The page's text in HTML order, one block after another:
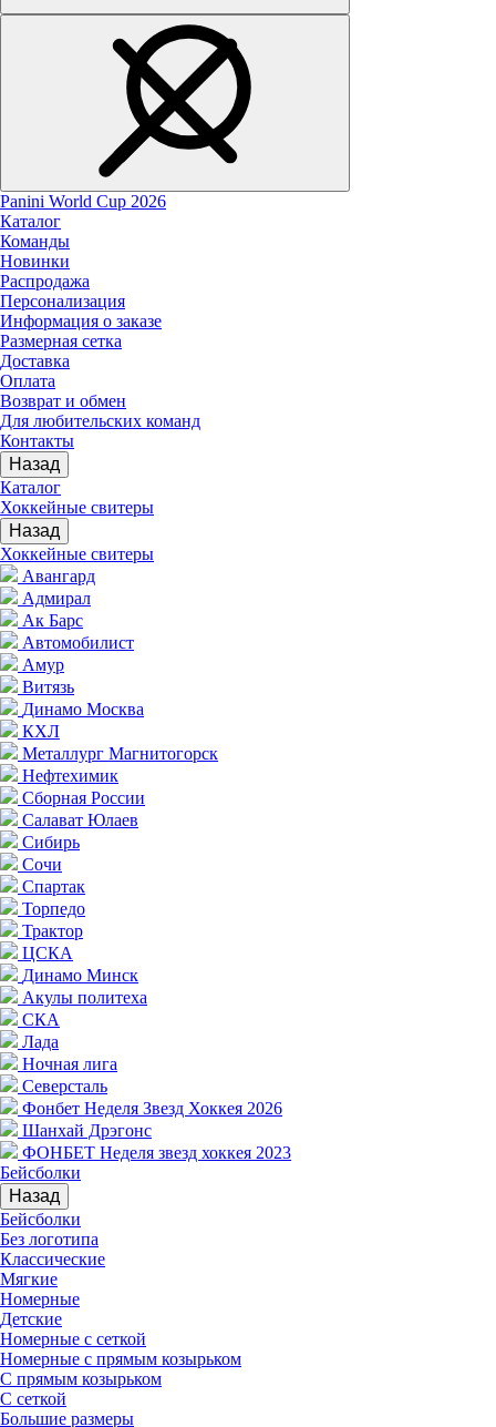
Panini World Cup 2026
Каталог
Команды
Новинки
Распродажа
Персонализация
Информация о заказе
Размерная сетка
Доставка
Оплата
Возврат и обмен
Для любительских команд
Контакты
Назад
Каталог
Хоккейные свитеры
Назад
Хоккейные свитеры
Авангард
Адмирал
Ак Барс
Автомобилист
Амур
Витязь
Динамо Москва
КХЛ
Металлург Магнитогорск
Нефтехимик
Сборная России
Салават Юлаев
Сибирь
Сочи
Спартак
Торпедо
Трактор
ЦСКА
Динамо Минск
Акулы политеха
СКА
Лада
Ночная лига
Северсталь
Фонбет Неделя Звезд Хоккея 2026
Шанхай Дрэгонс
ФОНБЕТ Неделя звезд хоккея 2023
Бейсболки
Назад
Бейсболки
Без логотипа
Классические
Мягкие
Номерные
Детские
Номерные с сеткой
Номерные с прямым козырьком
С прямым козырьком
С сеткой
Большие размеры